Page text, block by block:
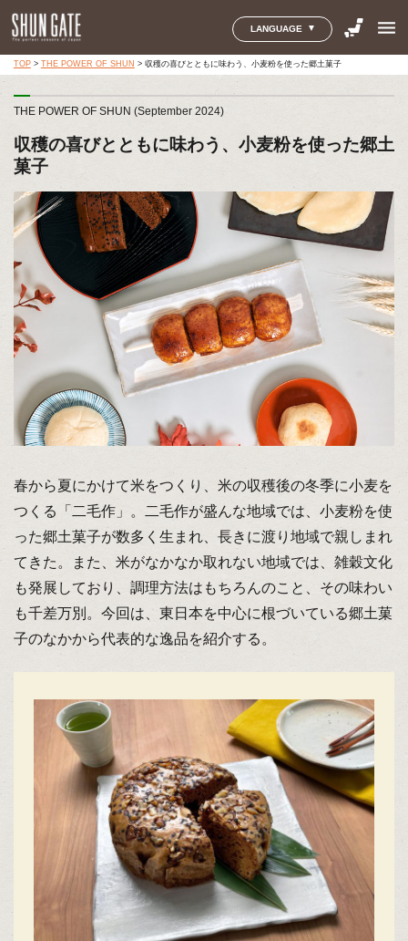
LANGUAGE menu
TOP> THE POWER OF SHUN > 収穫の喜びとともに味わう、小麦粉を使った郷土菓子
THE POWER OF SHUN (September 2024)
収穫の喜びとともに味わう、小麦粉を使った郷土
菓子
春から夏にかけて米をつくり、米の収穫後の冬季に小麦を
つくる「二毛作」。二毛作が盛んな地域では、小麦粉を使
った郷土菓子が数多く生まれ、長きに渡り地域で親しまれ
てきた。また、米がなかなか取れない地域では、雑穀文化
も発展しており、調理方法はもちろんのこと、その味わい
も千差万別。今回は、東日本を中心に根づいている郷土菓
子のなかから代表的な逸品を紹介する。